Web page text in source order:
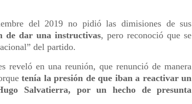
del 2019 no pidió las dimisiones de sus
de dar una instructivas, pero reconoció que se
del partido.
reveló en una reunión, que renunció de manera
tenía la presión de que iban a reactivar un
Salvatierra, por un hecho de presunta